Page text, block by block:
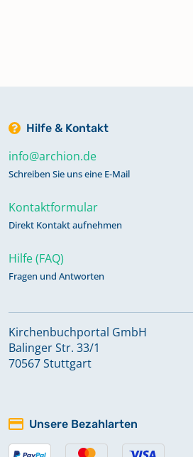
Hilfe & Kontakt
info@archion.de
Schreiben Sie uns eine E-Mail
Kontaktformular
Direkt Kontakt aufnehmen
Hilfe (FAQ)
Fragen und Antworten
Kirchenbuchportal GmbH
Balinger Str. 33/1
70567 Stuttgart
Unsere Bezahlarten